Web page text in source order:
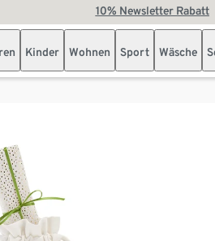
10% Newsletter Rabatt
Kinder Wohnen Sport Wäsche